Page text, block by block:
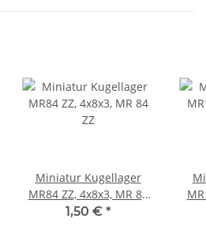
Miniatur Kugellager
MR84 ZZ, 4x8x3, MR 84
ZZ
1,50 € *